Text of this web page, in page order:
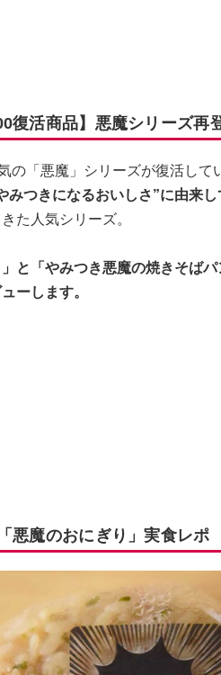
復活商品】悪魔シリーズ再
の「悪魔」シリーズが復活して
みつきになるおいしさ”に由来し
た人気シリーズ。
と「やみつき悪魔の焼きそば
ーします。
悪魔のおにぎり」実食レポ